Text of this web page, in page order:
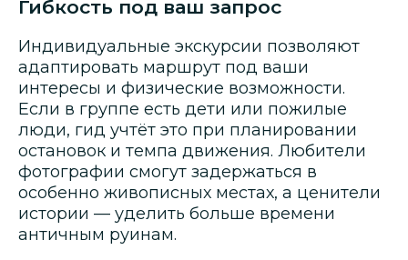
Гибкость под ваш запрос
Индивидуальные экскурсии позволяют
адаптировать маршрут под ваши
интересы и физические возможности.
Если в группе есть дети или пожилые
люди, гид учтёт это при планировании
остановок и темпа движения. Любители
фотографии смогут задержаться в
особенно живописных местах, а ценители
истории — уделить больше времени
античным руинам.